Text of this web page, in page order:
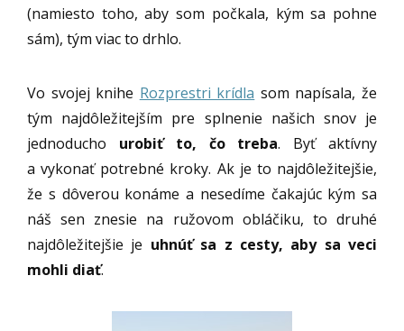
(namiesto toho, aby som počkala, kým sa pohne
sám), tým viac to drhlo.
Vo svojej knihe Rozprestri krídla som napísala, že
tým najdôležitejším pre splnenie našich snov je
jednoducho urobiť to, čo treba. Byť aktívny
a vykonať potrebné kroky. Ak je to najdôležitejšie,
že s dôverou konáme a nesedíme čakajúc kým sa
náš sen znesie na ružovom obláčiku, to druhé
najdôležitejšie je uhnúť sa z cesty, aby sa veci
mohli diať.